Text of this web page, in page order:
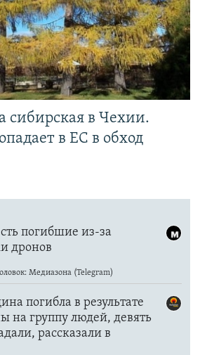
сибирская в Чехии.
в ЕС в обход